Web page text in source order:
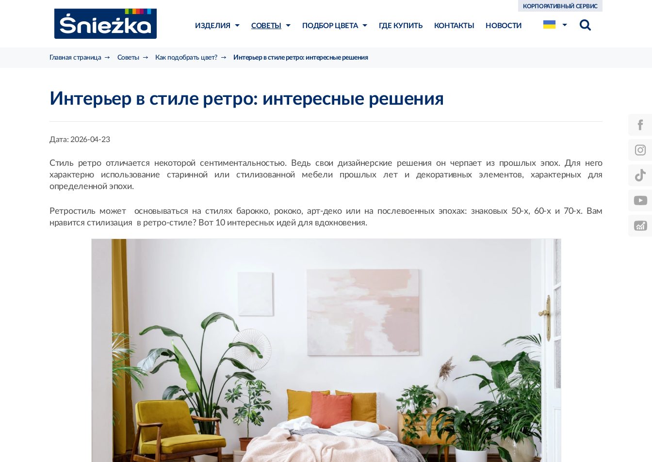
ИЗДЕЛИЯ СОВЕТЫ ПОДБОР ЦВЕТА ГДЕ КУПИТЬ КОНТАКТЫ НОВОСТИ
КОРПОРАТИВНЫЙ СЕРВИС
Главная страница Советы Как подобрать цвет? Интерьер в стиле ретро: интересные решения
Интерьер в стиле ретро: интересные решения
Дата: 2026-04-23
Стиль ретро отличается некоторой сентиментальностью. Ведь свои дизайнерские решения он черпает из прошлых эпох. Для него
характерно использование старинной или стилизованной мебели прошлых лет и декоративных элементов, характерных для
определенной эпохи.
Ретростиль может основываться на стилях барокко, рококо, арт-деко или на послевоенных эпохах: знаковых 50-х, 60-х и 70-х. Вам
нравится стилизация в ретро-стиле? Вот 10 интересных идей для вдохновения.